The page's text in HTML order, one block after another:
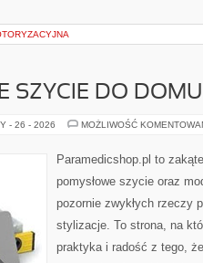
SZYCIE DO DOMU
- 26 - 2026 MOŻLIWOŚĆ
Paramedicshop.pl to
pomysłowe szycie oraz
pozornie zwykłych rzeczy
stylizacje. To strona, na
praktyka i radość z tego,